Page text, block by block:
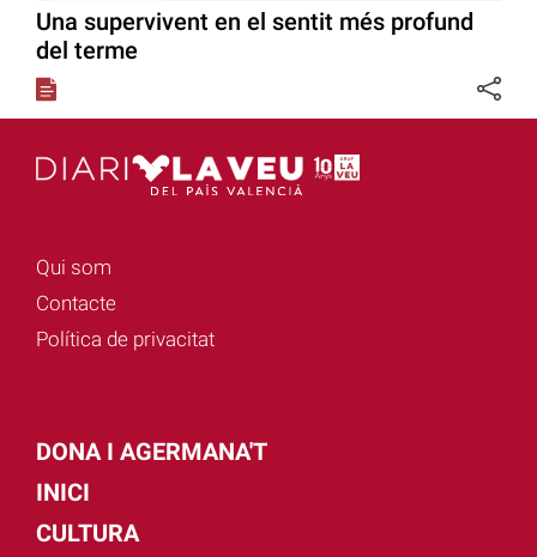
Una supervivent en el sentit més profund
del terme
Qui som
Contacte
Política de privacitat
DONA I AGERMANA'T
INICI
CULTURA